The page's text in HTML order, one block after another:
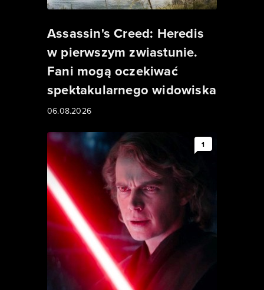
Assassin's Creed: Heredis
w pierwszym zwiastunie.
Fani mogą oczekiwać
spektakularnego widowiska
06.08.2026
1